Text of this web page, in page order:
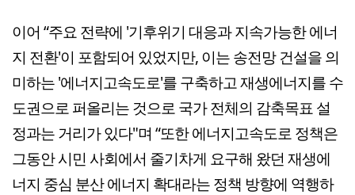
이어 “주요 전략에 '기후위기 대응과 지속가능한 에너
지 전환'이 포함되어 있었지만, 이는 송전망 건설을 의
미하는 '에너지고속도로'를 구축하고 재생에너지를 수
도권으로 퍼올리는 것으로 국가 전체의 감축목표 설
정과는 거리가 있다"며 “또한 에너지고속도로 정책은
그동안 시민 사회에서 줄기차게 요구해 왔던 재생에
너지 중심 분산 에너지 확대라는 정책 방향에 역행하